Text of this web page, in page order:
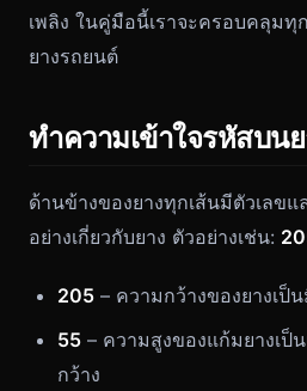
เพลิง ในคู่มือนี้เราจะครอบคลุมทุ
ยางรถยนต์
ทำความเข้าใจรหัสบน
ด้านข้างของยางทุกเส้นมีตัวเลข
อย่างเกี่ยวกับยาง ตัวอย่างเช่น:
205 – ความกว้างของยางเป็
55 – ความสูงของแก้มยางเป็
กว้าง